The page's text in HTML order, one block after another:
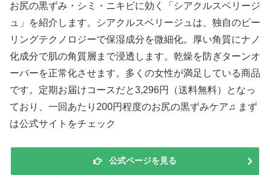
お尻の黒ずみ・シミ・ニキビに効く「シアクルスベリージ
ュ」を紹介します。シアクルスベリージュは、独自のピー
リングテクノロジーで保湿成分を微細化。厚い角質にナノ
化成分で肌の角質層まで浸透します。乾燥を防ぎターンオ
ーバーを正常化させます。多くの女性が満足している商品
です。定期お届けコースだと3,296円（送料無料）となっ
ており、一回あたり200円程度のお尻の黒ずみケア♫ まず
は公式サイトをチェック
公式ページを見る